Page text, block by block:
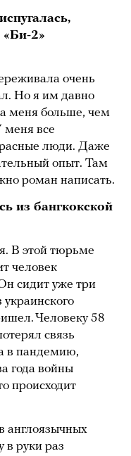
«Би-2»
очень
Но я им давно
меня больше, чем
меня все
люди. Даже
опыт. Там
роман написать.
из бангкокской
В этой тюрьме
человек
сидит уже три
украинского
Человеку 58
связь
в пандемию,
года войны
происходит
англоязычных
в руки раз